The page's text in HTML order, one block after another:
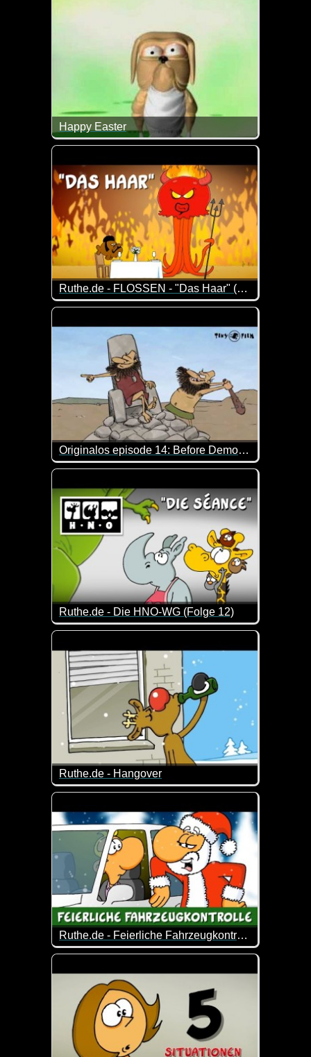
Happy Easter
Tja, so kann es gehen, wenn man so verfressen ist
Ruthe.de - FLOSSEN - "Das Haar" (Folge 16)
Episode 16 der Serie um zwei Dudes mit Kiemen
Originalos episode 14: Before Democracy
Hast du jemals darüber nachgedacht, wie die
Ruthe.de - Die HNO-WG (Folge 12)
Eine neue Folge von den drei lustigen Gesellen
Ruthe.de - Hangover
Da hat wohl jemand ein bisschen viel "getankt" ;-)
Ruthe.de - Feierliche Fahrzeugkontrolle
Die etwas andere Fahrzeugkontrolle :-)